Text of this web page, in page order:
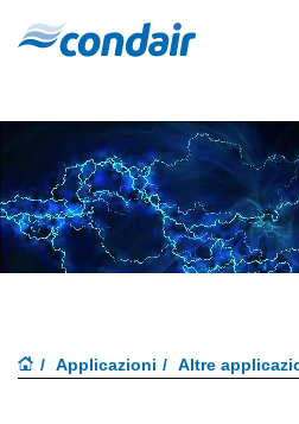
Applicazioni Altre